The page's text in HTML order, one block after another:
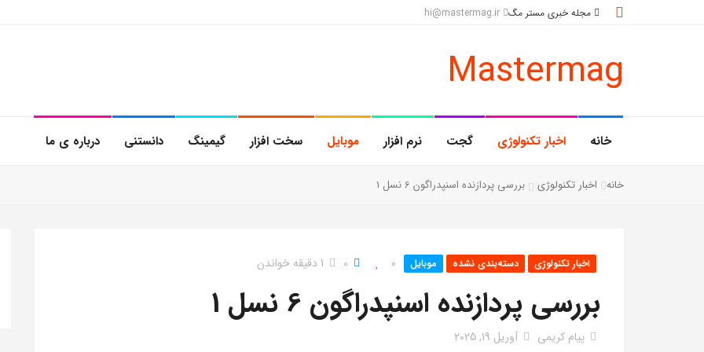
مجله خبری مستر مگ
Mastermag
خانه اخبار تکنولوژی گجت نرم افزار موبایل سخت افزار گیمینگ دانستنی درباره ی ما
خانه اخبار تکنولوژی بررسی پردازنده اسنپدراگون 6 نسل 1
اخبار تکنولوژی دسته‌بندی نشده موبایل 0
0 1 دقیقه خواندن
بررسی پردازنده اسنپدراگون 6 نسل 1
پیام کریمی آوریل 19, 2025